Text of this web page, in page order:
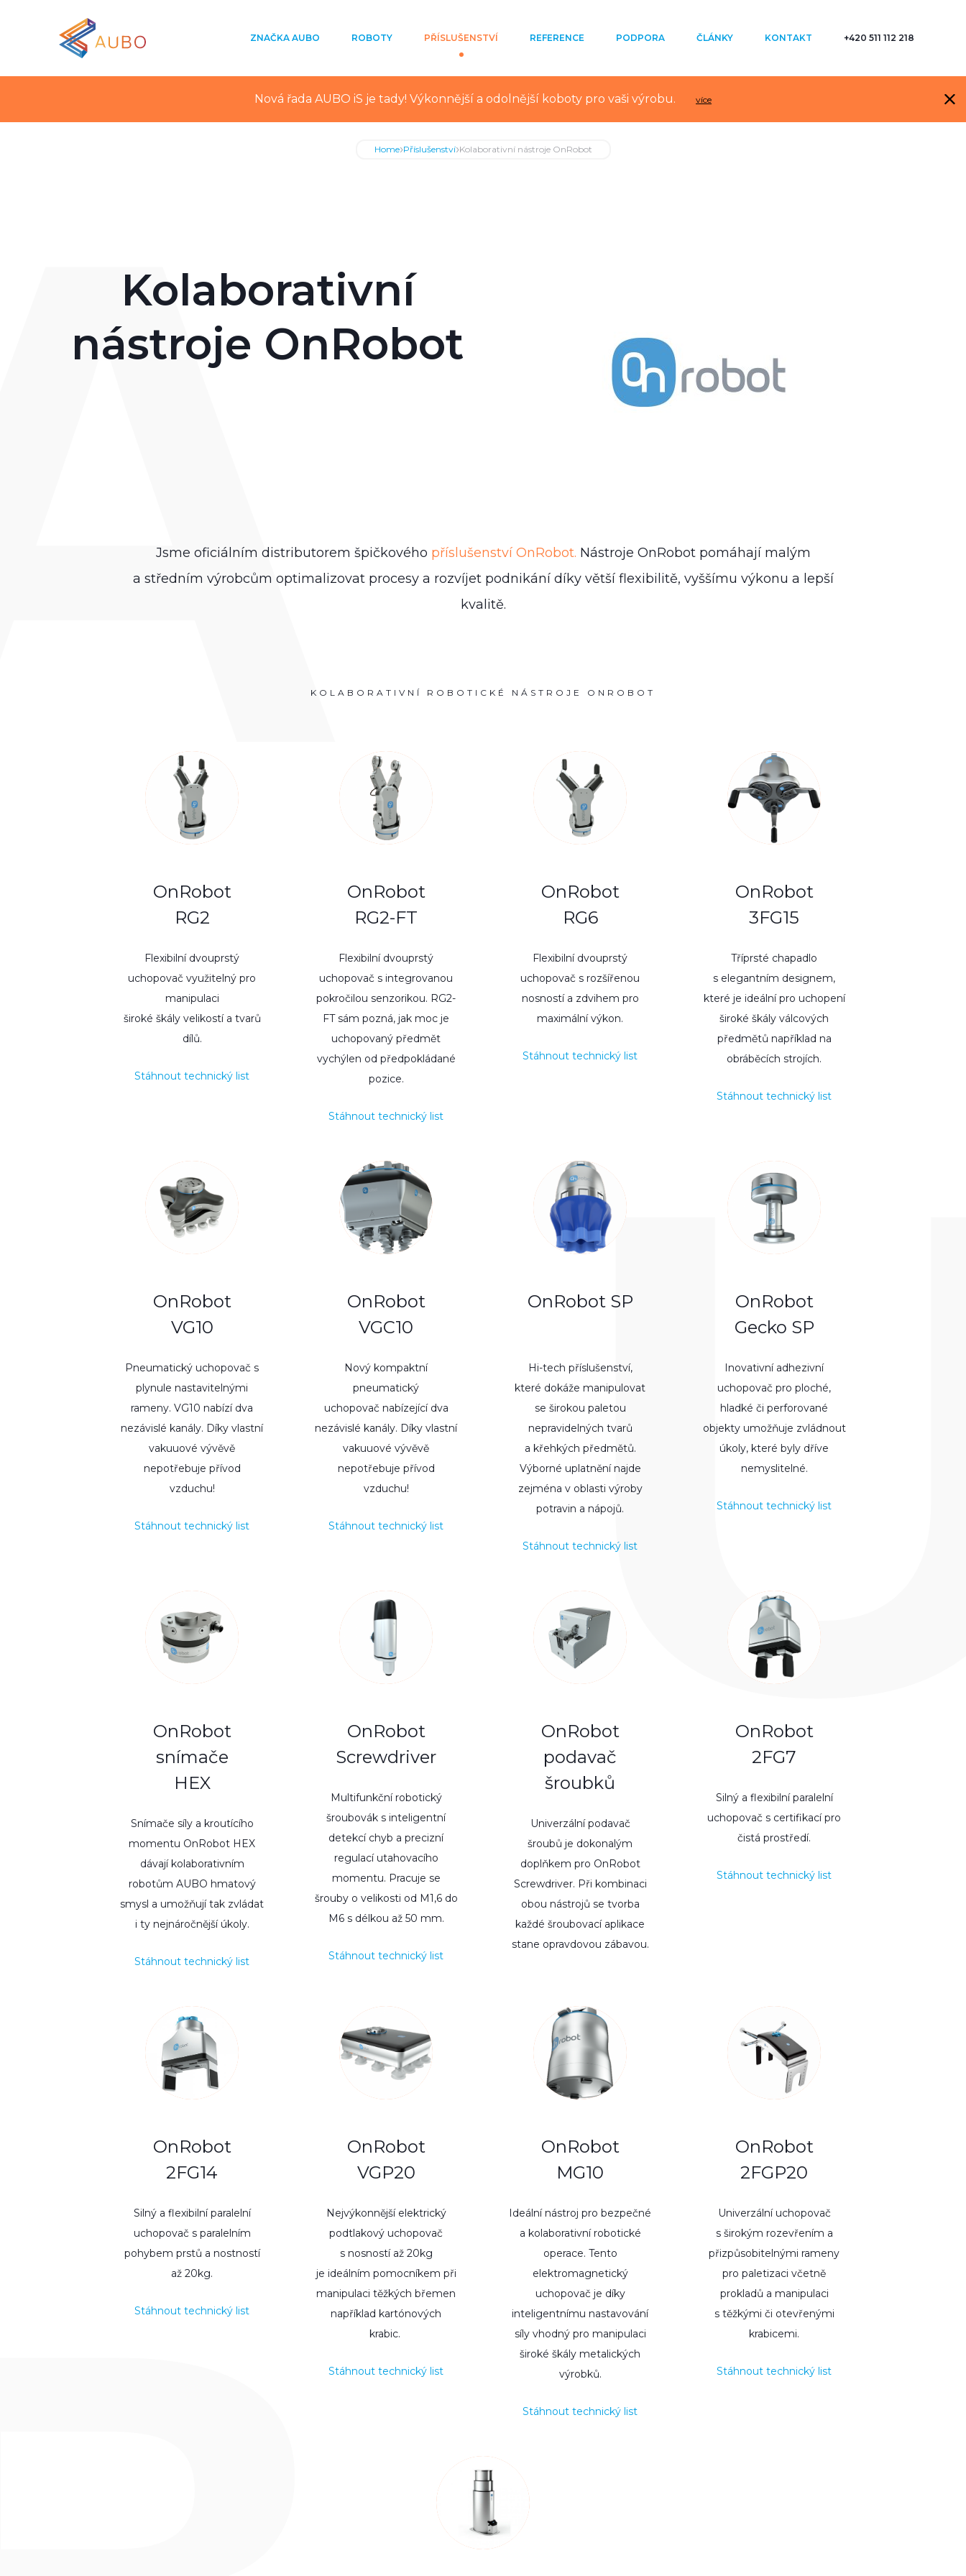
ZNAČKA AUBO ROBOTY PŘÍSLUŠENSTVÍ REFERENCE PODPORA ČLÁNKY KONTAKT +420 511 112 218
Nová řada AUBO iS je tady! Výkonnější a odolnější koboty pro vaši výrobu. více
Home›Příslušenství›Kolaborativní nástroje OnRobot
Kolaborativní
nástroje OnRobot
Jsme oficiálním distributorem špičkového příslušenství OnRobot. Nástroje OnRobot pomáhají malým
a středním výrobcům optimalizovat procesy a rozvíjet podnikání díky větší flexibilitě, vyššímu výkonu a lepší
kvalitě.
KOLABORATIVNÍ ROBOTICKÉ NÁSTROJE ONROBOT
OnRobot
RG2
Flexibilní dvouprstý
uchopovač využitelný pro
manipulaci
široké škály velikostí a tvarů
dílů.
Stáhnout technický list
OnRobot
RG2-FT
Flexibilní dvouprstý
uchopovač s integrovanou
pokročilou senzorikou. RG2-
FT sám pozná, jak moc je
uchopovaný předmět
vychýlen od předpokládané
pozice.
Stáhnout technický list
OnRobot
RG6
Flexibilní dvouprstý
uchopovač s rozšířenou
nosností a zdvihem pro
maximální výkon.
Stáhnout technický list
OnRobot
3FG15
Tříprsté chapadlo
s elegantním designem,
které je ideální pro uchopení
široké škály válcových
předmětů například na
obráběcích strojích.
Stáhnout technický list
OnRobot
VG10
Pneumatický uchopovač s
plynule nastavitelnými
rameny. VG10 nabízí dva
nezávislé kanály. Díky vlastní
vakuuové vývěvě
nepotřebuje přívod
vzduchu!
Stáhnout technický list
OnRobot
VGC10
Nový kompaktní
pneumatický
uchopovač nabízející dva
nezávislé kanály. Díky vlastní
vakuuové vývěvě
nepotřebuje přívod
vzduchu!
Stáhnout technický list
OnRobot SP
Hi-tech příslušenství,
které dokáže manipulovat
se širokou paletou
nepravidelných tvarů
a křehkých předmětů.
Výborné uplatnění najde
zejména v oblasti výroby
potravin a nápojů.
Stáhnout technický list
OnRobot
Gecko SP
Inovativní adhezivní
uchopovač pro ploché,
hladké či perforované
objekty umožňuje zvládnout
úkoly, které byly dříve
nemyslitelné.
Stáhnout technický list
OnRobot
snímače
HEX
Snímače síly a kroutícího
momentu OnRobot HEX
dávají kolaborativním
robotům AUBO hmatový
smysl a umožňují tak zvládat
i ty nejnáročnější úkoly.
Stáhnout technický list
OnRobot
Screwdriver
Multifunkční robotický
šroubovák s inteligentní
detekcí chyb a precizní
regulací utahovacího
momentu. Pracuje se
šrouby o velikosti od M1,6 do
M6 s délkou až 50 mm.
Stáhnout technický list
OnRobot
podavač
šroubků
Univerzální podavač
šroubů je dokonalým
doplňkem pro OnRobot
Screwdriver. Při kombinaci
obou nástrojů se tvorba
každé šroubovací aplikace
stane opravdovou zábavou.
OnRobot
2FG7
Silný a flexibilní paralelní
uchopovač s certifikací pro
čistá prostředí.
Stáhnout technický list
OnRobot
2FG14
Silný a flexibilní paralelní
uchopovač s paralelním
pohybem prstů a nostností
až 20kg.
Stáhnout technický list
OnRobot
VGP20
Nejvýkonnější elektrický
podtlakový uchopovač
s nosností až 20kg
je ideálním pomocníkem při
manipulaci těžkých břemen
například kartónových
krabic.
Stáhnout technický list
OnRobot
MG10
Ideální nástroj pro bezpečné
a kolaborativní robotické
operace. Tento
elektromagnetický
uchopovač je díky
inteligentnímu nastavování
síly vhodný pro manipulaci
široké škály metalických
výrobků.
Stáhnout technický list
OnRobot
2FGP20
Univerzální uchopovač
s širokým rozevřením a
přizpůsobitelnými rameny
pro paletizaci včetně
prokladů a manipulaci
s těžkými či otevřenými
krabicemi.
Stáhnout technický list